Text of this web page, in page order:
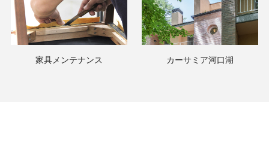
家具メンテナンス カーサミア河口湖